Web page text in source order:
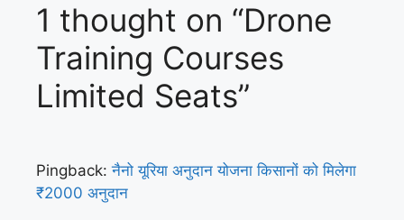
1 thought on “Drone
Training Courses
Limited Seats”
Pingback:नैनो यूरिया अनुदान योजना किसानों को मिलेगा
₹2000 अनुदान